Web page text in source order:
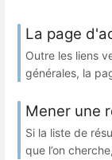
La page
Outre les liens
générales, la
Mener une
Si la liste de
que l’on